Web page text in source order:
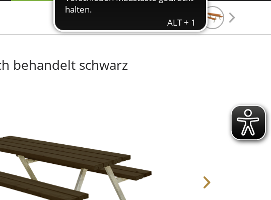
behandelt schwarz